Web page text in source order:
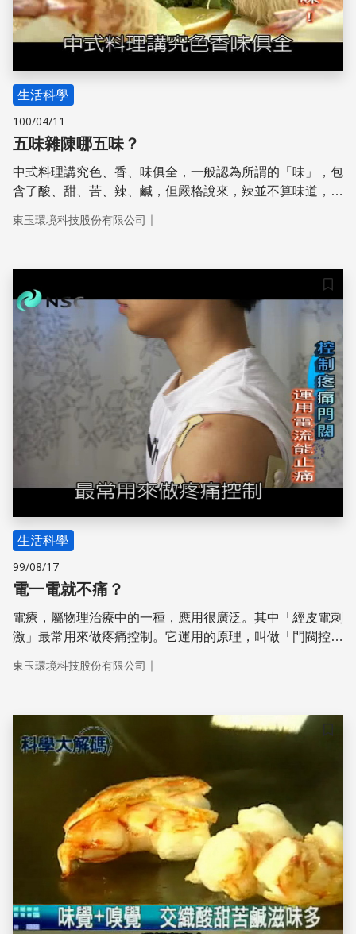
生活科學
100/04/11
五味雜陳哪五味？
中式料理講究色、香、味俱全，一般認為所謂的「味」，包
含了酸、甜、苦、辣、鹹，但嚴格說來，辣並不算味道，而
請見內文。
東玉環境科技股份有限公司 ｜
儲存
生活科學
99/08/17
電一電就不痛？
電療，屬物理治療中的一種，應用很廣泛。其中「經皮電刺
激」最常用來做疼痛控制。它運用的原理，叫做「門閥控
經過此門傳到腦部，才會有痛感；如果用微弱的電流，刺激
息受到阻隔，大腦感覺不到疼痛，也就達到止痛的功效。
要特別注意的是，門閥控制作用並不持久，只適合用在急性
疼痛。另外，裝有心臟節律器的患者，不能接受電療，否則
容易產生危險。
東玉環境科技股份有限公司 ｜
儲存